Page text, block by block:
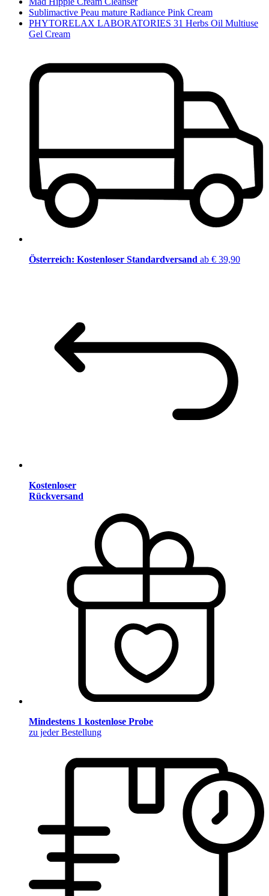
Sublimactive Peau mature Radiance Pink Cream
PHYTORELAX LABORATORIES 31 Herbs Oil Multiuse
Gel Cream
Österreich: Kostenloser Standardversand ab € 39,90
Kostenloser
Rückversand
Mindestens 1 kostenlose Probe
zu jeder Bestellung